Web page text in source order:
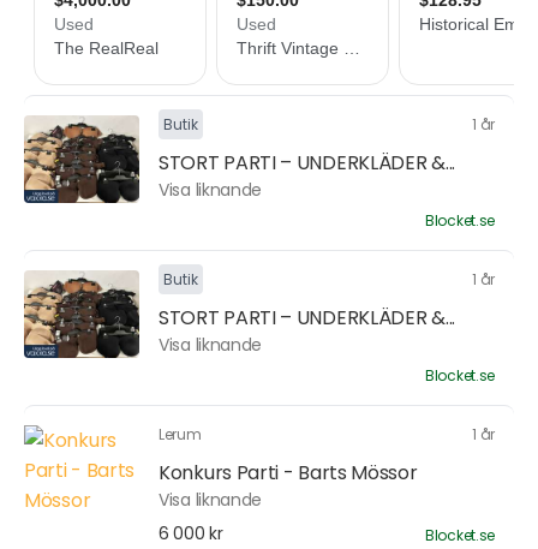
Butik 1 år
STORT PARTI – UNDERKLÄDER &...
Visa liknande
Blocket.se
Butik 1 år
STORT PARTI – UNDERKLÄDER &...
Visa liknande
Blocket.se
Lerum 1 år
Konkurs Parti - Barts Mössor
Visa liknande
6 000 kr
Blocket.se